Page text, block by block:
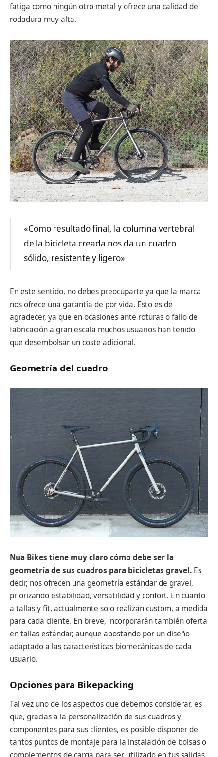
fatiga como ningún otro metal y ofrece una calidad de
rodadura muy alta.
«Como resultado final, la columna vertebral
de la bicicleta creada nos da un cuadro
sólido, resistente y ligero»
En este sentido, no debes preocuparte ya que la marca
nos ofrece una garantía de por vida. Esto es de
agradecer, ya que en ocasiones ante roturas o fallo de
fabricación a gran escala muchos usuarios han tenido
que desembolsar un coste adicional.
Geometría del cuadro
Nua Bikes tiene muy claro cómo debe ser la
geometría de sus cuadros para bicicletas gravel. Es
decir, nos ofrecen una geometría estándar de gravel,
priorizando estabilidad, versatilidad y confort. En cuanto
a tallas y fit, actualmente solo realizan custom, a medida
para cada cliente. En breve, incorporarán también oferta
en tallas estándar, aunque apostando por un diseño
adaptado a las características biomecánicas de cada
usuario.
Opciones para Bikepacking
Tal vez uno de los aspectos que debemos considerar, es
que, gracias a la personalización de sus cuadros y
componentes para sus clientes, es posible disponer de
tantos puntos de montaje para la instalación de bolsas o
complementos de carga para ser utilizado en tus salidas